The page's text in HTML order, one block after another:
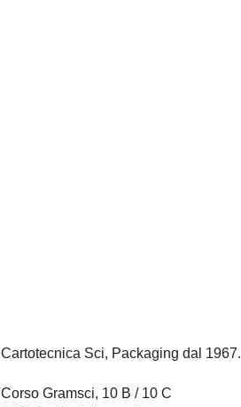
Cartotecnica Sci, Packaging dal 1967.
Corso Gramsci, 10 B / 10 C